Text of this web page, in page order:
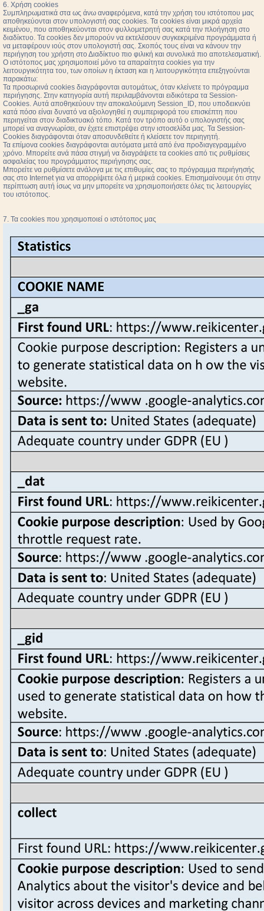
6. Χρήση cookies
Συμπληρωματικά στα ως άνω αναφερόμενα, κατά την χρήση του ιστότοπου μας
αποθηκεύονται στον υπολογιστή σας cookies. Τα cookies είναι μικρά αρχεία
κειμένου, που αποθηκεύονται στον φυλλομετρητή σας κατά την πλοήγηση στο
διαδίκτυο. Τα cookies δεν μπορούν να εκτελέσουν συγκεκριμένα προγράμματα ή
να μεταφέρουν ιούς στον υπολογιστή σας. Σκοπός τους είναι να κάνουν την
περιήγηση του χρήστη στο Διαδίκτυο πιο φιλική και συνολικά πιο αποτελεσματική.
Ο ιστότοπος μας χρησιμοποιεί μόνο τα απαραίτητα cookies για την
λειτουργικότητα του, των οποίων η έκταση και η λειτουργικότητα επεξηγούνται
παρακάτω:
Τα προσωρινά cookies διαγράφονται αυτομάτως, όταν κλείνετε το πρόγραμμα
περιήγησης. Στην κατηγορία αυτή περιλαμβάνονται ειδικότερα τα Session-
Cookies. Αυτά αποθηκεύουν την αποκαλούμενη Session_ID, που υποδεικνύει
κατά πόσο είναι δυνατό να αξιολογηθεί η συμπεριφορά του επισκέπτη που
περιηγείται στον διαδικτυακό τόπο. Κατά τον τρόπο αυτό ο υπολογιστής σας
μπορεί να αναγνωρίσει, αν έχετε επιστρέψει στην ιστοσελίδα μας. Τα Session-
Cookies διαγράφονται όταν αποσυνδεθείτε ή κλείσετε τον περιηγητή.
Τα επίμονα cookies διαγράφονται αυτόματα μετά από ένα προδιαγεγραμμένο
χρόνο. Μπορείτε ανά πάσα στιγμή να διαγράψετε τα cookies από τις ρυθμίσεις
ασφαλείας του προγράμματος περιήγησης σας.
Μπορείτε να ρυθμίσετε ανάλογα με τις επιθυμίες σας το πρόγραμμα περιήγησής
σας στο Internet για να απορρίψετε όλα ή μερικά cookies. Επισημαίνουμε ότι στην
περίπτωση αυτή ίσως να μην μπορείτε να χρησιμοποιήσετε όλες τις λειτουργίες
του ιστότοπος.
7. Τα cookies που χρησιμοποιεί ο ιστότοπος μας